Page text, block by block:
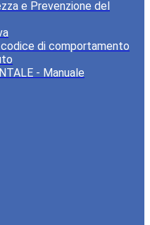
e Prevenzione del
di comportamento
- Manuale